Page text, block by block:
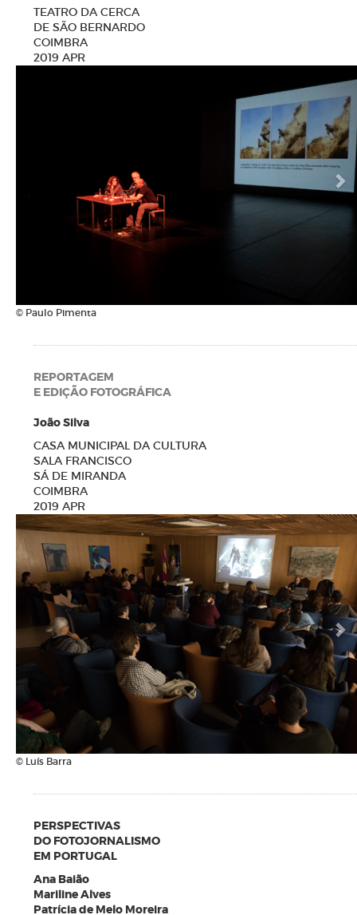
TEATRO DA CERCA
DE SÃO BERNARDO
COIMBRA
2019 APR
© Paulo Pimenta
REPORTAGEM
E EDIÇÃO FOTOGRÁFICA
João Silva
CASA MUNICIPAL DA CULTURA
SALA FRANCISCO
SÁ DE MIRANDA
COIMBRA
2019 APR
© Luís Barra
PERSPECTIVAS
DO FOTOJORNALISMO
EM PORTUGAL
Ana Baião
Mariline Alves
Patrícia de Melo Moreira